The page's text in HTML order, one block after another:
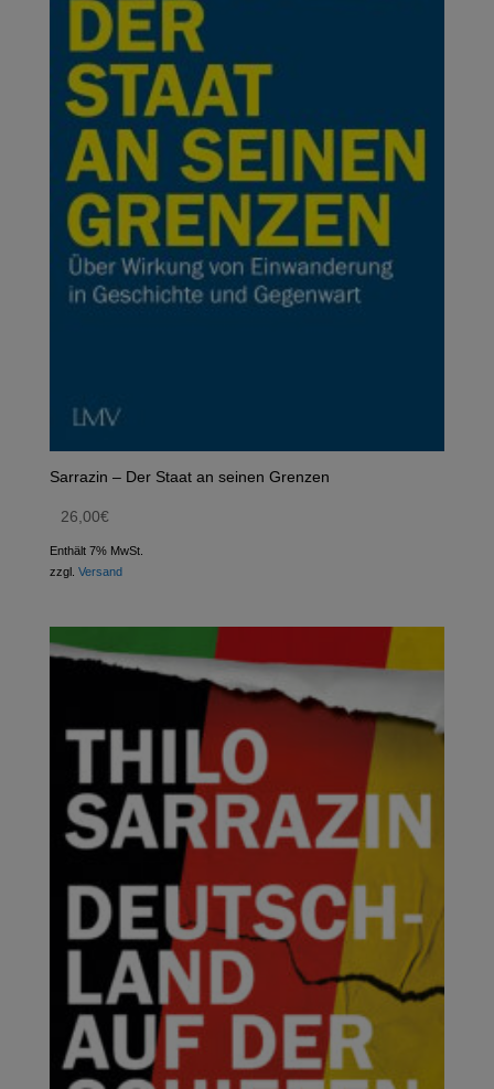
Sarrazin – Der Staat an seinen Grenzen
26,00€
Enthält 7% MwSt.
zzgl. Versand